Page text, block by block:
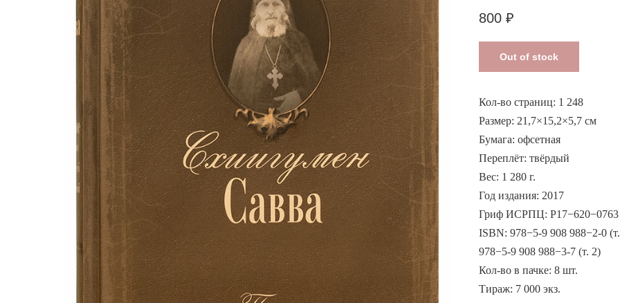
800 ₽
Out of stock
Кол-во страниц: 1 248
Размер: 21,7×15,2×5,7 см
Бумага: офсетная
Переплёт: твёрдый
Вес: 1 280 г.
Год издания: 2017
Гриф ИСРПЦ: Р17−620−0763
ISBN: 978−5-9 908 988−2-0
978−5-9 908 988−3-7 (т. 2)
Кол-во в пачке: 8 шт.
Тираж: 7 000 экз.